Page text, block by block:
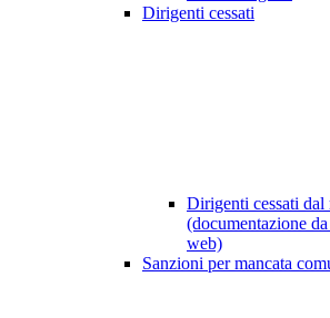
Dirigenti cessati
Dirigenti cessati
(documentazione
web)
Sanzioni per mancata